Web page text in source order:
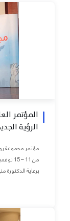
المؤتمر
الرؤية
مؤتمر مجموعة
برعاية الدكتورة